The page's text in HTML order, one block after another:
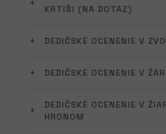
KRTÍŠI (NA DOTAZ)
DEDIČSKÉ OCENENIE V
DEDIČSKÉ OCENENIE V
DEDIČSKÉ OCENENIE V
HRONOM